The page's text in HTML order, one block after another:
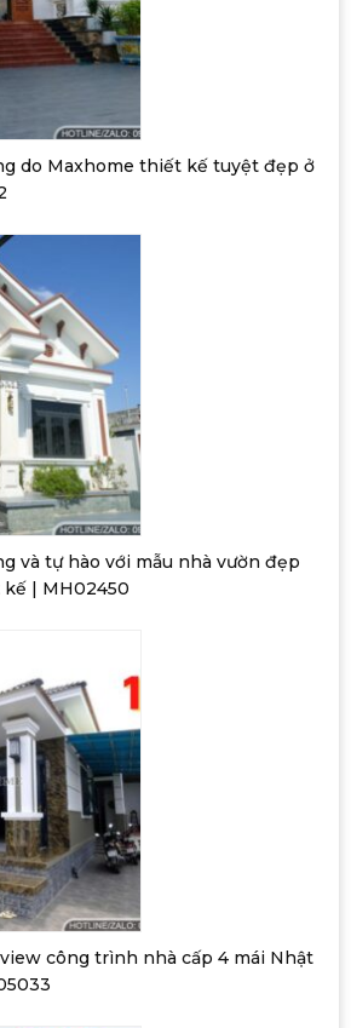
do Maxhome thiết kế tuyệt đẹp ở
và tự hào với mẫu nhà vườn đẹp
| MH02450
công trình nhà cấp 4 mái Nhật